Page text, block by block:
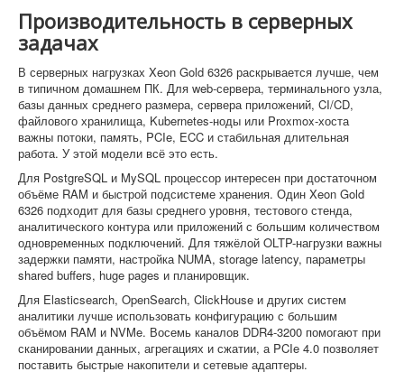
Производительность в серверных
задачах
В серверных нагрузках Xeon Gold 6326 раскрывается лучше, чем
в типичном домашнем ПК. Для web-сервера, терминального узла,
базы данных среднего размера, сервера приложений, CI/CD,
файлового хранилища, Kubernetes-ноды или Proxmox-хоста
важны потоки, память, PCIe, ECC и стабильная длительная
работа. У этой модели всё это есть.
Для PostgreSQL и MySQL процессор интересен при достаточном
объёме RAM и быстрой подсистеме хранения. Один Xeon Gold
6326 подходит для базы среднего уровня, тестового стенда,
аналитического контура или приложений с большим количеством
одновременных подключений. Для тяжёлой OLTP-нагрузки важны
задержки памяти, настройка NUMA, storage latency, параметры
shared buffers, huge pages и планировщик.
Для Elasticsearch, OpenSearch, ClickHouse и других систем
аналитики лучше использовать конфигурацию с большим
объёмом RAM и NVMe. Восемь каналов DDR4-3200 помогают при
сканировании данных, агрегациях и сжатии, а PCIe 4.0 позволяет
поставить быстрые накопители и сетевые адаптеры.